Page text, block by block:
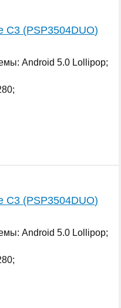
C3 (PSP3504DUO)
Android 5.0 Lollipop;
C3 (PSP3504DUO)
Android 5.0 Lollipop;